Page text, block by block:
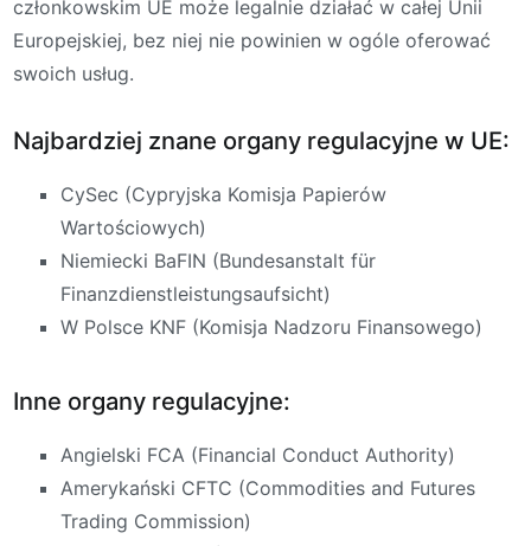
członkowskim UE może legalnie działać w całej Unii
Europejskiej, bez niej nie powinien w ogóle oferować
swoich usług.
Najbardziej znane organy regulacyjne w UE:
CySec (Cypryjska Komisja Papierów
Wartościowych)
Niemiecki BaFIN (Bundesanstalt für
Finanzdienstleistungsaufsicht)
W Polsce KNF (Komisja Nadzoru Finansowego)
Inne organy regulacyjne:
Angielski FCA (Financial Conduct Authority)
Amerykański CFTC (Commodities and Futures
Trading Commission)